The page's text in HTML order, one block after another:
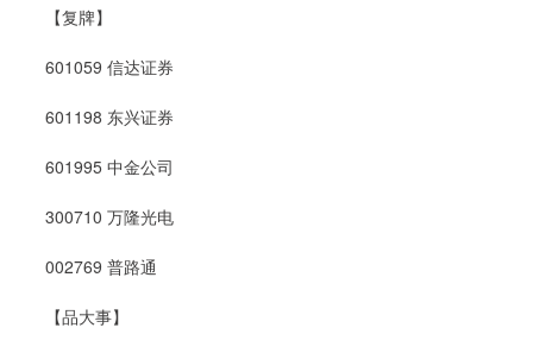
【复牌】
601059 信达证券
601198 东兴证券
601995 中金公司
300710 万隆光电
002769 普路通
【品大事】